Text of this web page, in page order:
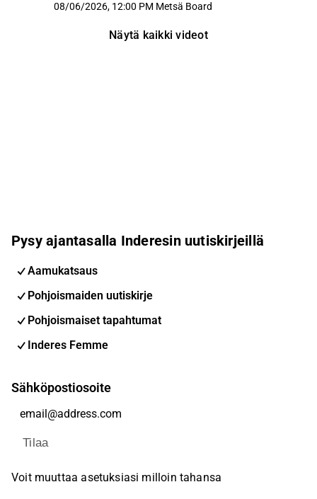
08/06/2026, 12:00 PM Metsä Board
Näytä kaikki videot
Pysy ajantasalla Inderesin uutiskirjeillä
Aamukatsaus
Pohjoismaiden uutiskirje
Pohjoismaiset tapahtumat
Inderes Femme
Sähköpostiosoite
Tilaa
Voit muuttaa asetuksiasi milloin tahansa